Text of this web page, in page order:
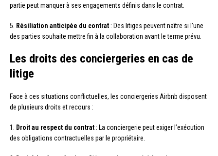
partie peut manquer à ses engagements définis dans le contrat.
5. Résiliation anticipée du contrat : Des litiges peuvent naître si l’une
des parties souhaite mettre fin à la collaboration avant le terme prévu.
Les droits des conciergeries en cas de
litige
Face à ces situations conflictuelles, les conciergeries Airbnb disposent
de plusieurs droits et recours :
1. Droit au respect du contrat : La conciergerie peut exiger l’exécution
des obligations contractuelles par le propriétaire.